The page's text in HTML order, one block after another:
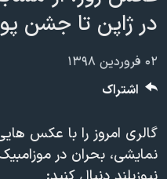
جهش
به
اصلی
جهش
جستجو
آمریکا
جهان
ویژه برنامه‌ها
ویدیوها
جدول برنامه ها
صفحه‌های ویژه
۲۵۰سالگی آمریکا
بایگانی برنامه‌های تلویزیونی
فرکانس‌های صدای آمریکا
یادگیری زبان انگلیسی
در ژاپن تا جشن
۰۲ فروردین ۱۳۹۸
گالری امروز را با عکس
نمایشی، بحران در
اشتراک